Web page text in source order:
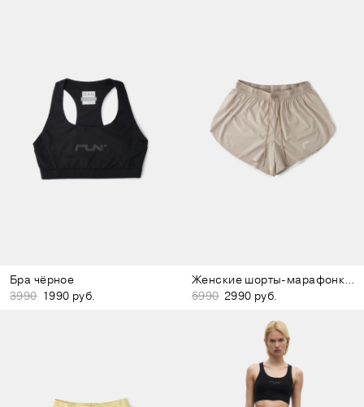
Бра чёрное
3990 1990 руб.
Женские шорты-марафонки бежевые
5990 2990 руб.